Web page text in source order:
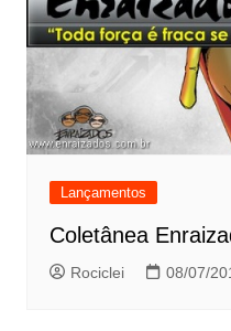
Lançamentos
Coletânea
Rociclei 08/07/